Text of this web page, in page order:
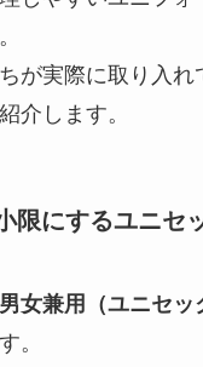
が実際に取り入れ
介します。
限にするユニセ
男女兼用（ユニセッ
。